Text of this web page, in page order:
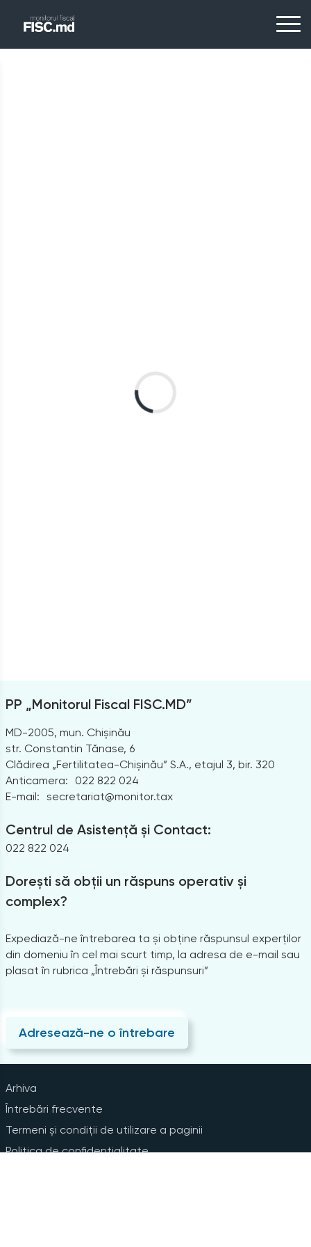
PP „Monitorul Fiscal FISC.MD”
MD-2005, mun. Chișinău
str. Constantin Tănase, 6
Clădirea „Fertilitatea-Chișinău” S.A., etajul 3, bir. 320
Anticamera:
022 822 024
E-mail: secretariat@monitor.tax
Centrul de Asistență și Contact:
022 822 024
Dorești să obții un răspuns operativ și
complex?
Expediază-ne întrebarea ta și obține răspunsul experților
din domeniu în cel mai scurt timp, la adresa de e-mail sau
plasat în rubrica „Întrebări și răspunsuri”
Adresează-ne o întrebare
Arhiva
Întrebări frecvente
Termeni și condiții de utilizare a paginii
Politica de confidențialitate